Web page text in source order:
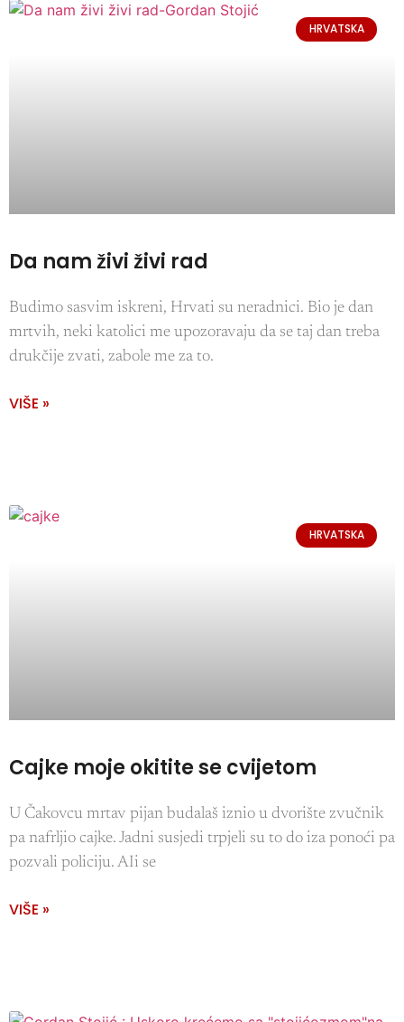
HRVATSKA
Da nam živi živi rad
Budimo sasvim iskreni, Hrvati su neradnici. Bio je dan
mrtvih, neki katolici me upozoravaju da se taj dan treba
drukčije zvati, zabole me za to.
VIŠE »
HRVATSKA
Cajke moje okitite se cvijetom
U Čakovcu mrtav pijan budalaš iznio u dvorište zvučnik
pa nafrljio cajke. Jadni susjedi trpjeli su to do iza ponoći pa
pozvali policiju. AIi se
VIŠE »